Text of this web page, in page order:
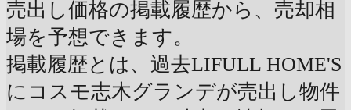
売出し価格の掲載履歴から、売却相
場を予想できます。
掲載履歴とは、過去LIFULL HOME'S
にコスモ志木グランデが売出し物件